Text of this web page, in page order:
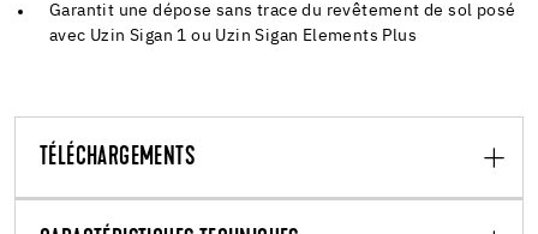
Garantit une dépose sans trace du revêtement de sol posé
avec Uzin Sigan 1 ou Uzin Sigan Elements Plus
TÉLÉCHARGEMENTS